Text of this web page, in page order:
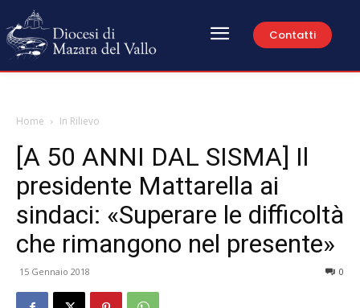
Contatti
Home In Rilievo
[A 50 ANNI DAL SISMA] Il
presidente Mattarella ai
sindaci: «Superare le difficoltà
che rimangono nel presente»
15 Gennaio 2018 0